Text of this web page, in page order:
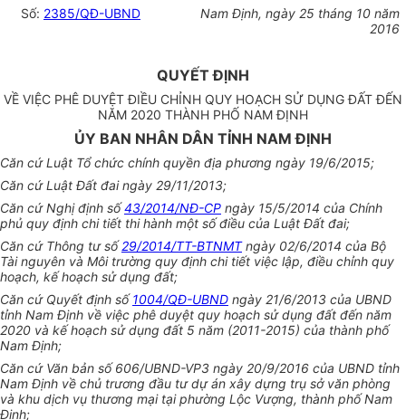
Số: 2385/QĐ-UBND
Nam Định, ngày 25 tháng 10 năm
2016
QUYẾT ĐỊNH
VỀ VIỆC PHÊ DUYỆT ĐIỀU CHỈNH QUY HOẠCH SỬ DỤNG ĐẤT ĐẾN
NĂM 2020 THÀNH PHỐ NAM ĐỊNH
ỦY BAN NHÂN DÂN TỈNH NAM ĐỊNH
Căn cứ Luật Tổ chức chính quyền địa phương ngày 19/6/2015;
Căn cứ Luật Đất đai ngày 29/11/2013;
Căn cứ Nghị định số43/2014/NĐ-CP ngày 15/5/2014 của Chính
phủ quy định chi tiết thi hành một số điều của Luật Đất đai;
Căn cứ Thông tư số29/2014/TT-BTNMTngày 02/6/2014 của Bộ
Tài nguyên và Môi trường quy định chi tiết việc lập, điều chỉnh quy
hoạch, kế hoạch sử dụng đất;
Căn cứ Quyết định số1004/QĐ-UBND ngày 21/6/2013 của UBND
tỉnh Nam Định về việc phê duyệt quy hoạch sử dụng đất đến năm
2020 và kế hoạch sử dụng đất 5 năm (2011-2015) của thành phố
Nam Định;
Căn cứ Văn bản số 606/UBND-VP3 ngày 20/9/2016 của UBND tỉnh
Nam Định về chủ trương đầu tư dự án xây dựng trụ sở văn phòng
và khu dịch vụ thương mại tại phường Lộc Vượng, thành phố Nam
Định;